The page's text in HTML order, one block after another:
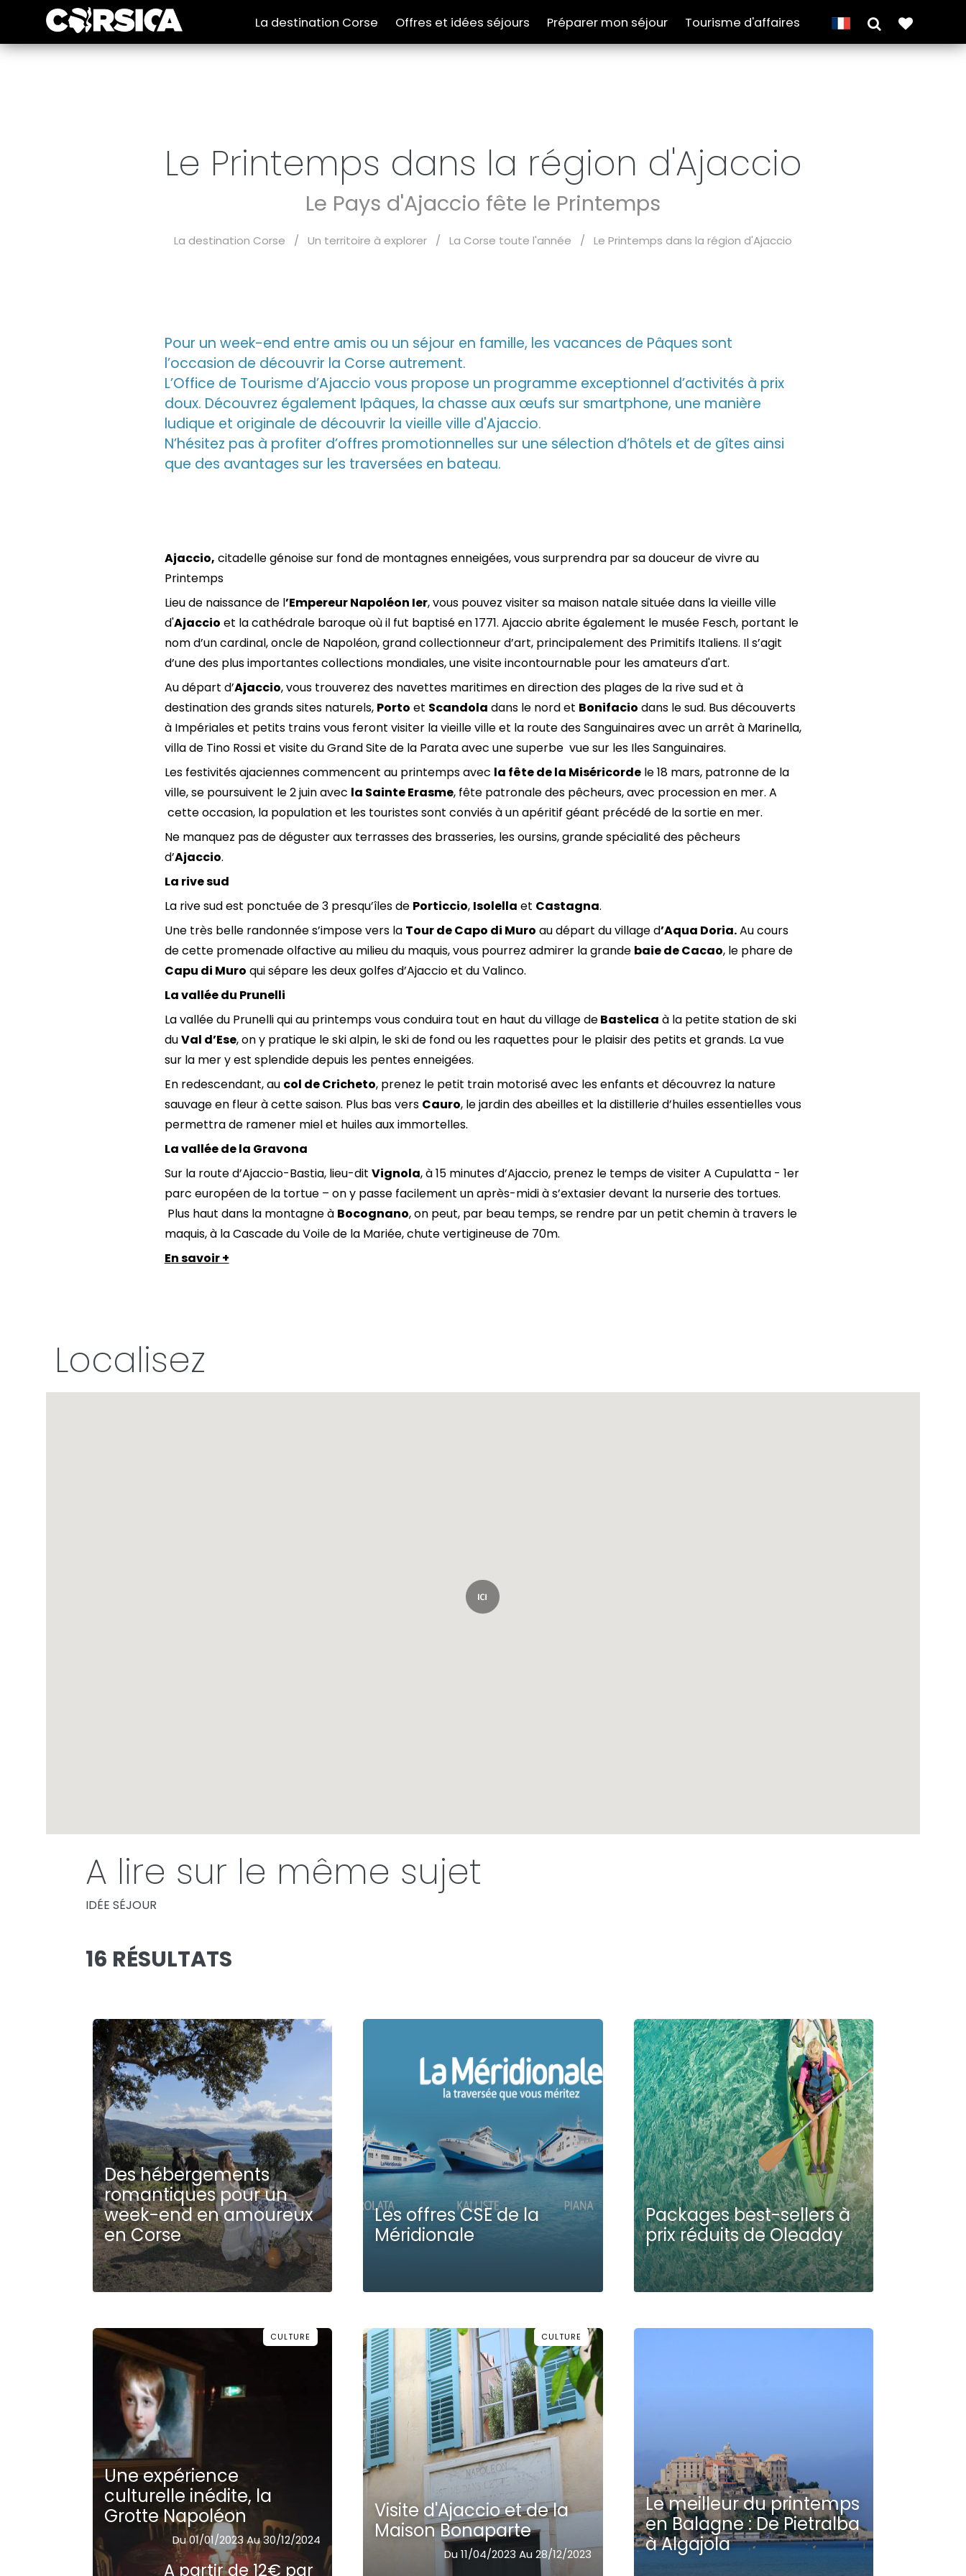
La destination Corse Offres et idées séjours Préparer mon séjour Tourisme d'affaires
Le Printemps dans la région d'Ajaccio
Le Pays d'Ajaccio fête le Printemps
La destination Corse / Un territoire à explorer / La Corse toute l'année / Le Printemps dans la région d'Ajaccio
Pour un week-end entre amis ou un séjour en famille, les vacances de Pâques sont
l’occasion de découvrir la Corse autrement.
L’Office de Tourisme d’Ajaccio vous propose un programme exceptionnel d’activités à prix
doux. Découvrez également Ipâques, la chasse aux œufs sur smartphone, une manière
ludique et originale de découvrir la vieille ville d'Ajaccio.
N’hésitez pas à profiter d’offres promotionnelles sur une sélection d’hôtels et de gîtes ainsi
que des avantages sur les traversées en bateau.
Ajaccio, citadelle génoise sur fond de montagnes enneigées, vous surprendra par sa douceur de vivre au
Printemps
Lieu de naissance de l’Empereur Napoléon Ier, vous pouvez visiter sa maison natale située dans la vieille ville
d'Ajaccio et la cathédrale baroque où il fut baptisé en 1771. Ajaccio abrite également le musée Fesch, portant le
nom d’un cardinal, oncle de Napoléon, grand collectionneur d’art, principalement des Primitifs Italiens. Il s’agit
d’une des plus importantes collections mondiales, une visite incontournable pour les amateurs d'art.
Au départ d’Ajaccio, vous trouverez des navettes maritimes en direction des plages de la rive sud et à
destination des grands sites naturels, Porto et Scandola dans le nord et Bonifacio dans le sud. Bus découverts
à Impériales et petits trains vous feront visiter la vieille ville et la route des Sanguinaires avec un arrêt à Marinella,
villa de Tino Rossi et visite du Grand Site de la Parata avec une superbe vue sur les Iles Sanguinaires.
Les festivités ajaciennes commencent au printemps avec la fête de la Miséricordele 18 mars, patronne de la
ville, se poursuivent le 2 juin avec la Sainte Erasme, fête patronale des pêcheurs, avec procession en mer. A
cette occasion, la population et les touristes sont conviés à un apéritif géant précédé de la sortie en mer.
Ne manquez pas de déguster aux terrasses des brasseries, les oursins, grande spécialité des pêcheurs
d’Ajaccio.
La rive sud
La rive sud est ponctuée de 3 presqu’îles de Porticcio, Isolella et Castagna.
Une très belle randonnée s’impose vers la Tour de Capo di Muro au départ du village d’Aqua Doria.Au cours
de cette promenade olfactive au milieu du maquis, vous pourrez admirer la grande baie de Cacao, le phare de
Capu di Muro qui sépare les deux golfes d’Ajaccio et du Valinco.
La vallée du Prunelli
La vallée du Prunelli qui au printemps vous conduira tout en haut du village deBastelica à la petite station de ski
duVal d’Ese, on y pratique le ski alpin, le ski de fond ou les raquettes pour le plaisir des petits et grands. La vue
sur la mer y est splendide depuis les pentes enneigées.
En redescendant, au col de Cricheto, prenez le petit train motorisé avec les enfants et découvrez la nature
sauvage en fleur à cette saison. Plus bas vers Cauro, le jardin des abeilles et la distillerie d’huiles essentielles vous
permettra de ramener miel et huiles aux immortelles.
La vallée de la Gravona
Sur la route d’Ajaccio-Bastia, lieu-dit Vignola, à 15 minutes d’Ajaccio, prenez le temps de visiter A Cupulatta - 1er
parc européen de la tortue – on y passe facilement un après-midi à s’extasier devant la nurserie des tortues.
Plus haut dans la montagne à Bocognano, on peut, par beau temps, se rendre par un petit chemin à travers le
maquis, à la Cascade du Voile de la Mariée, chute vertigineuse de 70m.
En savoir +
Localisez
A lire sur le même sujet
IDÉE SÉJOUR
16 RÉSULTATS
Des hébergements
romantiques pour un
week-end en amoureux
en Corse
Les offres CSE de la
Méridionale
Packages best-sellers à
prix réduits de Oleaday
CULTURE
Une expérience
culturelle inédite, la
Grotte Napoléon
Du 01/01/2023 Au 30/12/2024
A partir de 12€ par
CULTURE
Visite d'Ajaccio et de la
Maison Bonaparte
Du 11/04/2023 Au 28/12/2023
Le meilleur du printemps
en Balagne : De Pietralba
à Algajola